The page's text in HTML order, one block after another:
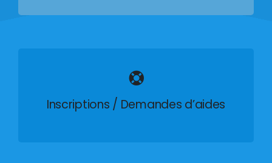
Inscriptions / Demandes d’aides